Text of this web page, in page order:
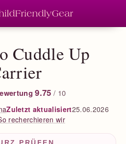
Cuddle Up
9.75 / 10
Zuletzt aktualisiert25.06.2026
recherchieren wir